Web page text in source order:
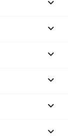




keyboard_arrow_down